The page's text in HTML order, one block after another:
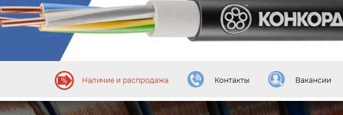
Наличие и распродажа Контакты Вакансии